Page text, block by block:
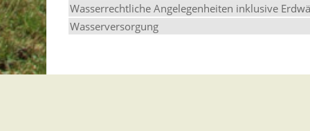
Wasserrechtliche Angelegenheiten inklusive
Wasserversorgung